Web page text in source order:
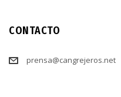
CONTACTO
prensa@cangrejeros.net